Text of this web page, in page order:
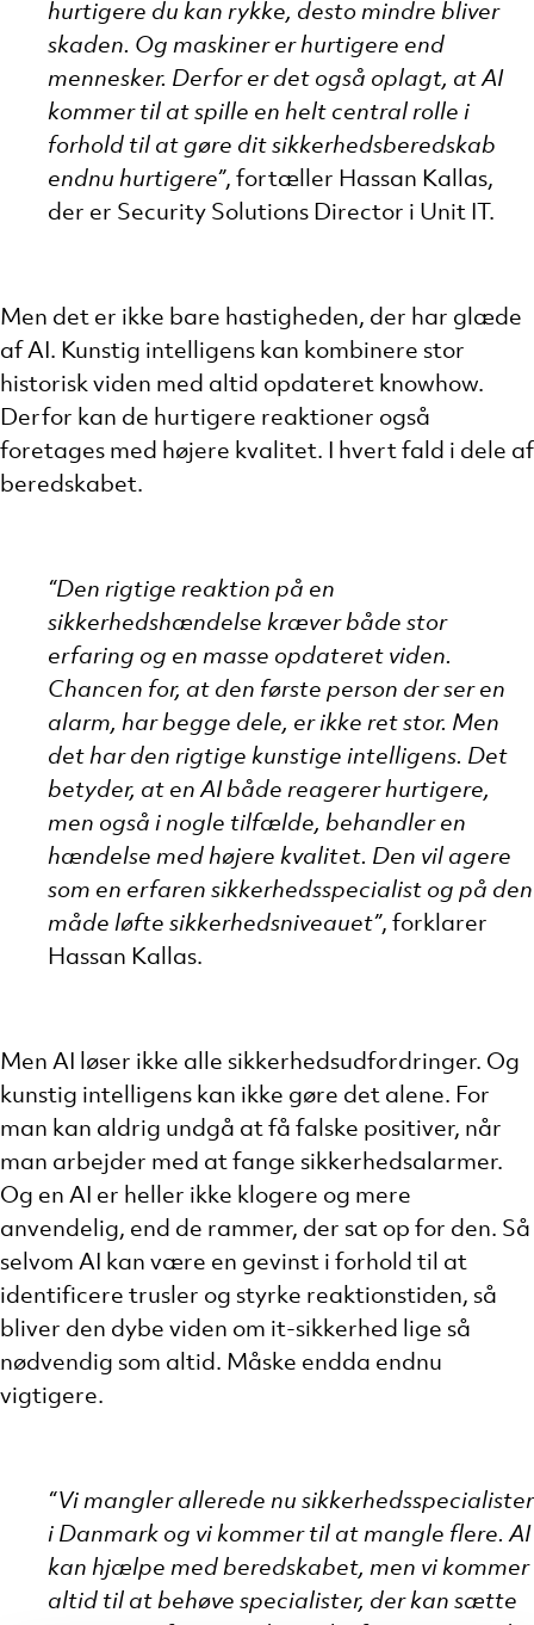
hurtigere du kan rykke, desto mindre bliver
skaden. Og maskiner er hurtigere end
mennesker. Derfor er det også oplagt, at AI
kommer til at spille en helt central rolle i
forhold til at gøre dit sikkerhedsberedskab
endnu hurtigere”, fortæller Hassan Kallas,
der er Security Solutions Director i Unit IT.
Men det er ikke bare hastigheden, der har glæde
af AI. Kunstig intelligens kan kombinere stor
historisk viden med altid opdateret knowhow.
Derfor kan de hurtigere reaktioner også
foretages med højere kvalitet. I hvert fald i dele af
beredskabet.
“Den rigtige reaktion på en
sikkerhedshændelse kræver både stor
erfaring og en masse opdateret viden.
Chancen for, at den første person der ser en
alarm, har begge dele, er ikke ret stor. Men
det har den rigtige kunstige intelligens. Det
betyder, at en AI både reagerer hurtigere,
men også i nogle tilfælde, behandler en
hændelse med højere kvalitet. Den vil agere
som en erfaren sikkerhedsspecialist og på den
måde løfte sikkerhedsniveauet”, forklarer
Hassan Kallas.
Men AI løser ikke alle sikkerhedsudfordringer. Og
kunstig intelligens kan ikke gøre det alene. For
man kan aldrig undgå at få falske positiver, når
man arbejder med at fange sikkerhedsalarmer.
Og en AI er heller ikke klogere og mere
anvendelig, end de rammer, der sat op for den. Så
selvom AI kan være en gevinst i forhold til at
identificere trusler og styrke reaktionstiden, så
bliver den dybe viden om it-sikkerhed lige så
nødvendig som altid. Måske endda endnu
vigtigere.
“Vi mangler allerede nu sikkerhedsspecialister
i Danmark og vi kommer til at mangle flere. AI
kan hjælpe med beredskabet, men vi kommer
altid til at behøve specialister, der kan sætte